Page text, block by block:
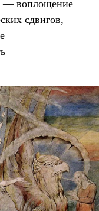
— воплощение
сдвигов,